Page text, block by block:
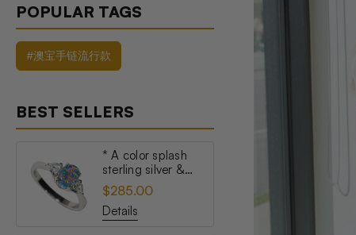
POPULAR TAGS
#澳宝手链流行款
BEST SELLERS
* A color splash
sterling silver &
topaz australian
opal ring
$285.00
Details